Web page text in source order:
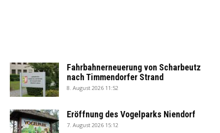
Fahrbahnerneuerung von Scharbeutz
nach Timmendorfer Strand
8. August 2026 11:52
Eröffnung des Vogelparks Niendorf
7. August 2026 15:12